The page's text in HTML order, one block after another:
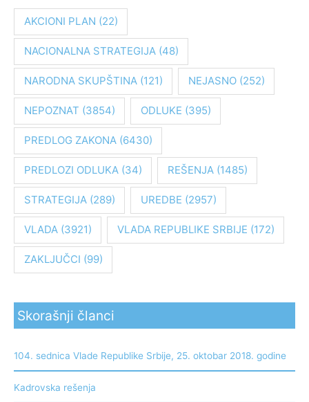
g
z
AKCIONI PLAN (22)
NACIONALNA STRATEGIJA(48)
NARODNA SKUPŠTINA(121) NEJASNO(252)
NEPOZNAT (3854) ODLUKE (395)
PREDLOG ZAKONA(6430)
PREDLOZI ODLUKA(34) REŠENJA(1485)
STRATEGIJA(289) UREDBE (2957)
VLADA(3921) VLADA REPUBLIKE SRBIJE (172)
ZAKLJUČCI (99)
Skorašnji članci
104. sednica Vlade Republike Srbije, 25. oktobar 2018. godine
Kadrovska rešenja